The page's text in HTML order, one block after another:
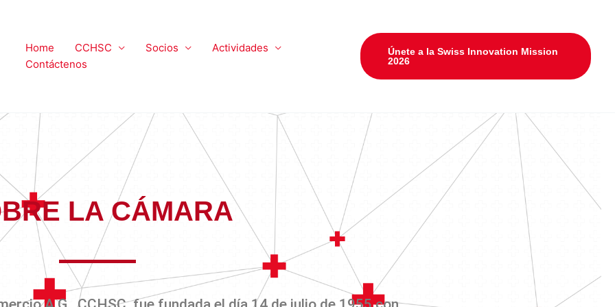
Home CCHSC Socios
Actividades
Contáctenos
Únete a la Swiss Innovation Mission
2026
LA CÁMARA